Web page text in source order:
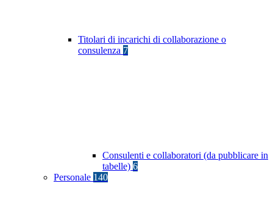
Titolari di incarichi di collaborazione o
consulenza 7
Consulenti e collaboratori (da pubblicare in
tabelle) 6
Personale 140